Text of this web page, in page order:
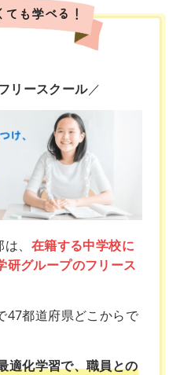
も学べる！
リースクール／
、 在籍する中学校に
研グループのフリース
47都道府県どこからで
適化学習で、職員との